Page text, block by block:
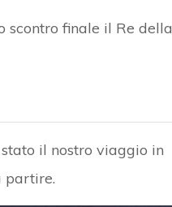
scontro finale il Re della
il nostro viaggio in
partire.